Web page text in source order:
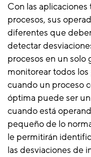
Con las
procesos, sus
diferentes que
detectar
procesos en un solo
monitorear todos
cuando un proceso
óptima puede ser
cuando está
pequeño de lo
le permitirán
las desviaciones de